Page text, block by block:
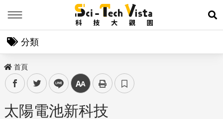
展
分類
首頁
facebooktwitter line 中
太陽電池新科技